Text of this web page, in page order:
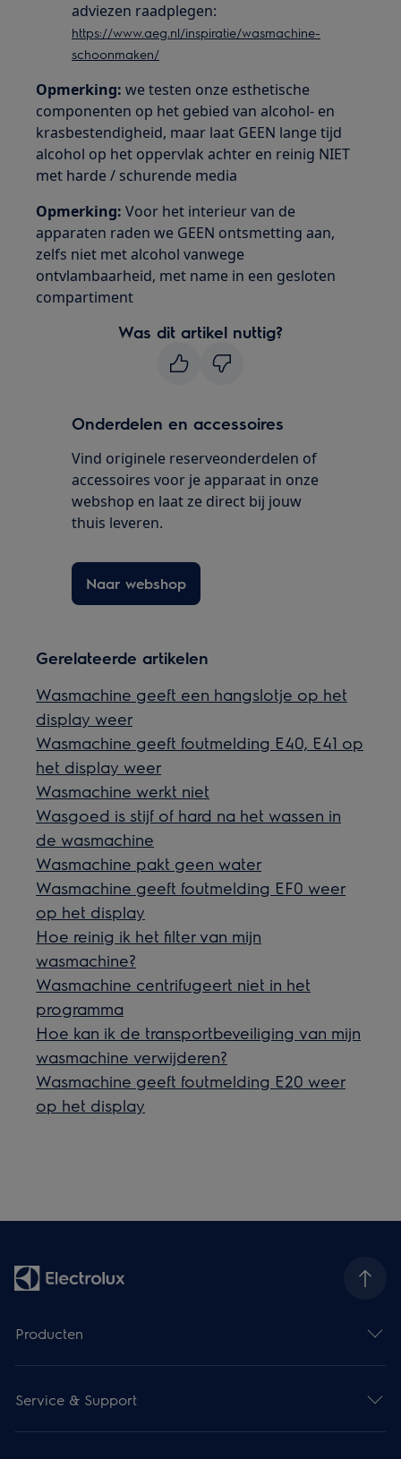
adviezen raadplegen:
https://www.aeg.nl/inspiratie/wasmachine-
schoonmaken/
Opmerking: we testen onze esthetische
componenten op het gebied van alcohol- en
krasbestendigheid, maar laat GEEN lange tijd
alcohol op het oppervlak achter en reinig NIET
met harde / schurende media
Opmerking: Voor het interieur van de
apparaten raden we GEEN ontsmetting aan,
zelfs niet met alcohol vanwege
ontvlambaarheid, met name in een gesloten
compartiment
Was dit artikel nuttig?
Onderdelen en accessoires
Vind originele reserveonderdelen of
accessoires voor je apparaat in onze
webshop en laat ze direct bij jouw
thuis leveren.
Naar webshop
Gerelateerde artikelen
Wasmachine geeft een hangslotje op het
display weer
Wasmachine geeft foutmelding E40, E41 op
het display weer
Wasmachine werkt niet
Wasgoed is stijf of hard na het wassen in
de wasmachine
Wasmachine pakt geen water
Wasmachine geeft foutmelding EF0 weer
op het display
Hoe reinig ik het filter van mijn
wasmachine?
Wasmachine centrifugeert niet in het
programma
Hoe kan ik de transportbeveiliging van mijn
wasmachine verwijderen?
Wasmachine geeft foutmelding E20 weer
op het display
Producten
Service & Support